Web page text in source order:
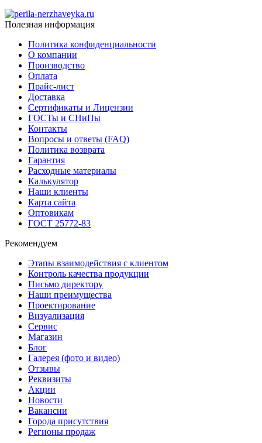
Полезная информация
Политика конфиденциальности
О компании
Производство
Оплата
Прайс-лист
Доставка
Сертификаты и Лицензии
ГОСТы и СНиПы
Контакты
Вопросы и ответы (FAQ)
Политика возврата
Гарантия
Расходные материалы
Калькулятор
Наши клиенты
Карта сайта
Оптовикам
ГОСТ 25772-83
Рекомендуем
Этапы взаимодействия с клиентом
Контроль качества продукции
Письмо директору
Наши преимущества
Проектирование
Визуализация
Сервис
Магазин
Блог
Галерея (фото и видео)
Отзывы
Реквизиты
Акции
Новости
Вакансии
Города присутствия
Регионы продаж